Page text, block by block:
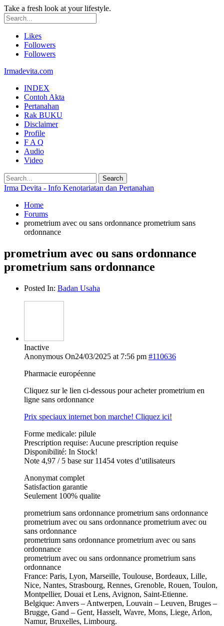
Take a fresh look at your lifestyle.
Likes
Followers
Followers
Irmadevita.com
INDEX
Contoh Akta
Pertanahan
Rak BUKU
Disclaimer
Profile
F A Q
Audio
Video
Irma Devita - Info Kenotariatan dan Pertanahan
Home
Forums
prometrium avec ou sans ordonnance prometrium sans
ordonnance
prometrium avec ou sans ordonnance
prometrium sans ordonnance
Posted In: Badan Usaha
Inactive
Anonymous On24/03/2025 at 7:56 pm #110636
Pharmacie européenne
Cliquez sur le lien ci-dessous pour acheter prometrium en
ligne sans ordonnance
Prix speciaux internet bon marche! Cliquez ici!
Forme medicale: pilule
Prescription requise: Aucune prescription requise
Disponibilité: In Stock!
Note 4,97 / 5 base sur 11454 votes d’utilisateurs
Anonymat complet
Satisfaction garantie
Seulement 100% qualite
prometrium sans ordonnance prometrium sans ordonnance
prometrium avec ou sans ordonnance prometrium avec ou
sans ordonnance
prometrium sans ordonnance prometrium avec ou sans
ordonnance
prometrium avec ou sans ordonnance prometrium sans
ordonnance
France: Paris, Lyon, Marseille, Toulouse, Bordeaux, Lille,
Nice, Nantes, Strasbourg, Rennes, Grenoble, Rouen, Toulon,
Montpellier, Douai et Lens, Avignon, Saint-Etienne.
Belgique: Anvers – Antwerpen, Louvain – Leuven, Bruges –
Brugge, Gand – Gent, Hasselt, Wavre, Mons, Liege, Arlon,
Namur, Bruxelles, Limbourg.